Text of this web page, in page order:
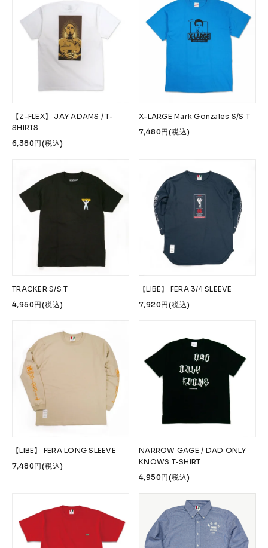
【Z-FLEX】 JAY ADAMS / T-
SHIRTS
6,380円(税込)
X-LARGE Mark Gonzales S/S T
7,480円(税込)
TRACKER S/S T
4,950円(税込)
【LIBE】 FERA 3/4 SLEEVE
7,920円(税込)
【LIBE】 FERA LONG SLEEVE
7,480円(税込)
NARROW GAGE / DAD ONLY
KNOWS T-SHIRT
4,950円(税込)